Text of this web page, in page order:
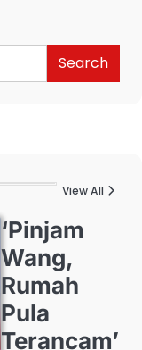
Search
View All
‘Pinjam
Wang,
Rumah
Pula
Terancam’